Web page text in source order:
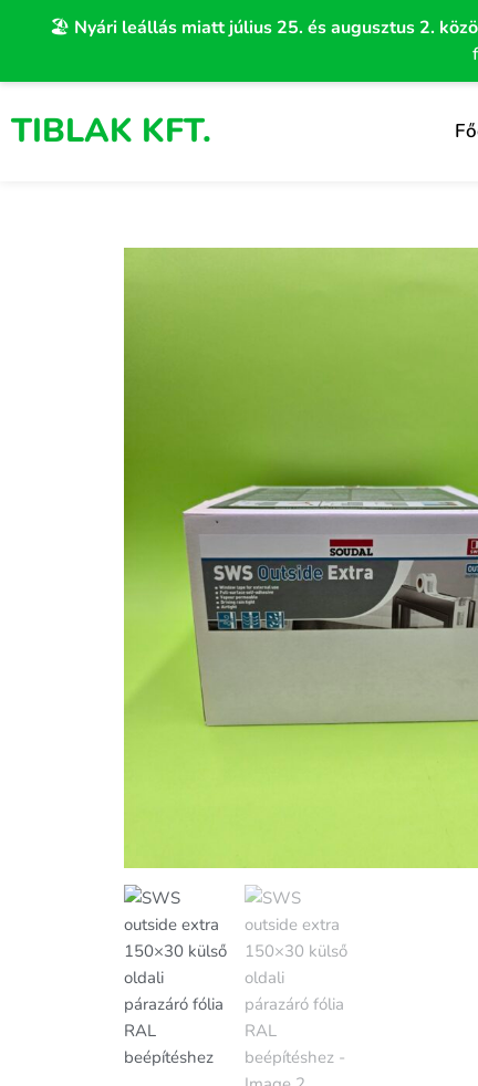
🏖️ Nyári leállás miatt július 25. és augusztus 2.
TIBLAK KFT.